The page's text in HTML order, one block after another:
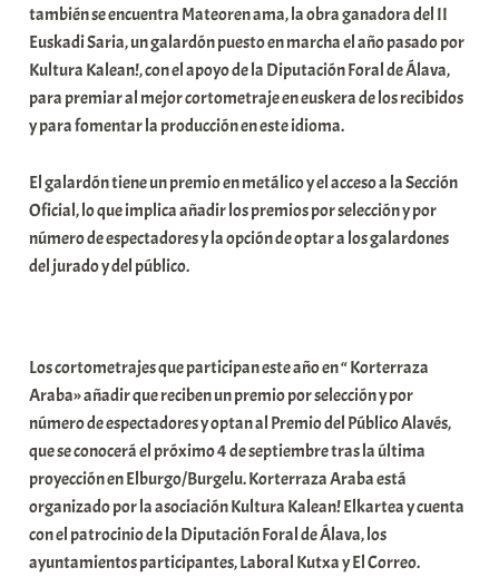
también se encuentra Mateoren ama, la obra ganadora del II
Euskadi Saria, un galardón puesto en marcha el año pasado por
Kultura Kalean!, con el apoyo de la Diputación Foral de Álava,
para premiar al mejor cortometraje en euskera de los recibidos
y para fomentar la producción en este idioma.
El galardón tiene un premio en metálico y el acceso a la Sección
Oficial, lo que implica añadir los premios por selección y por
número de espectadores y la opción de optar a los galardones
del jurado y del público.
Los cortometrajes que participan este año en “ Korterraza
Araba» añadir que reciben un premio por selección y por
número de espectadores y optan al Premio del Público Alavés,
que se conocerá el próximo 4 de septiembre tras la última
proyección en Elburgo/Burgelu. Korterraza Araba está
organizado por la asociación Kultura Kalean! Elkartea y cuenta
con el patrocinio de la Diputación Foral de Álava, los
ayuntamientos participantes, Laboral Kutxa y El Correo.